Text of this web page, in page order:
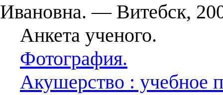
Ивановна. — Витебск,
Анкета ученого.
Фотография.
Акушерство : учебное